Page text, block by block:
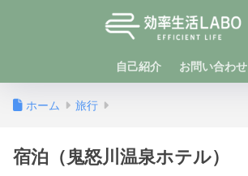
自己紹介 お問い合わせ
ホーム 旅行
宿泊（鬼怒川温泉ホテル）